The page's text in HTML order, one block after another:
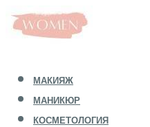
МАКИЯЖ
МАНИКЮР
КОСМЕТОЛОГИЯ